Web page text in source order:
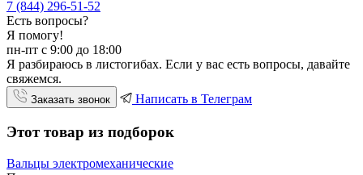
7 (844) 296-51-52
Есть вопросы?
Я помогу!
пн-пт с 9:00 до 18:00
Я разбираюсь в листогибах. Если у вас есть вопросы, давайте
свяжемся.
Заказать звонок Написать в Телеграм
Этот товар из подборок
Вальцы электромеханические